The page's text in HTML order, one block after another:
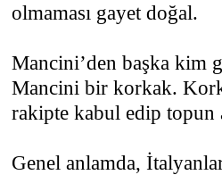
olmaması gayet doğal.
Mancini’den başka kim
Mancini bir korkak.
rakipte kabul edip topun
Genel anlamda,